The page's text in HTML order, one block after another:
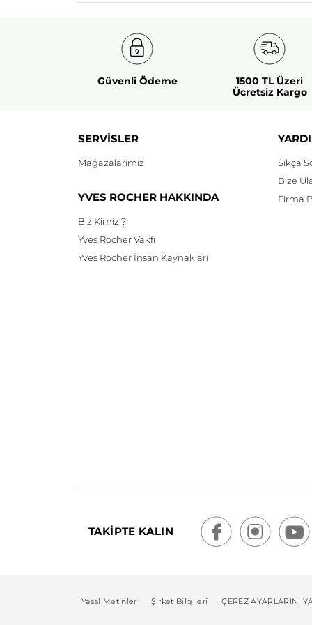
Güvenli Ödeme
1500 TL Üzeri
Ücretsiz Kargo
SERVİSLER
Mağazalarımız
YVES ROCHER HAKKINDA
Biz Kimiz ?
Yves Rocher Vakfı
Yves Rocher İnsan Kaynakları
Sıkça
Bize
Firma
TAKİPTE KALIN
Yasal Metinler Şirket Bilgileri ÇEREZ AYARLARINI